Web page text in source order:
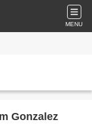
MENU
Gonzalez